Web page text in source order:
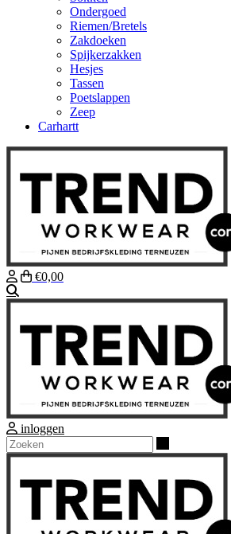
Ondergoed
Riemen/Bretels
Zakdoeken
Spijkerzakken
Hesjes
Tassen
Poetslappen
Zeep
Carhartt
€0,00
inloggen